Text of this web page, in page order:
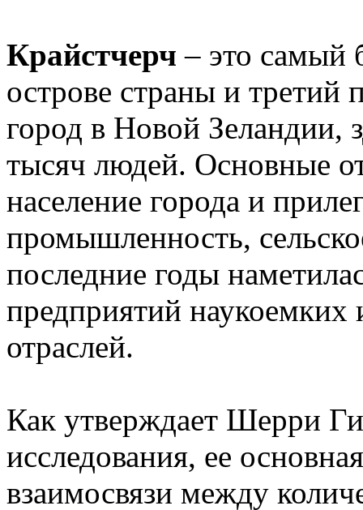
Крайстчерч – это
острове страны и третий
город в Новой Зеландии,
тысяч людей. Основные
население города и
промышленность,
последние годы
предприятий наукоемких
отраслей.
Как утверждает Шерри
исследования, ее
взаимосвязи между